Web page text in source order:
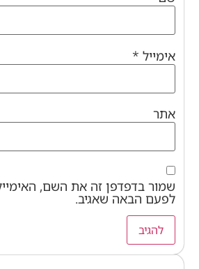
אימייל *
אתר
שמור בדפדפן זה את השם,
לפעם הבאה שאגיב.